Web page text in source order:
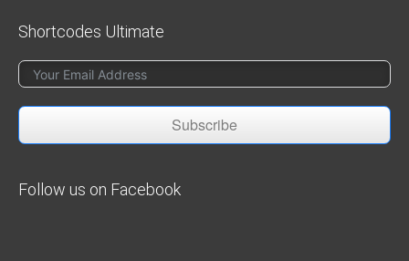
Shortcodes Ultimate
Subscribe
Follow us on Facebook